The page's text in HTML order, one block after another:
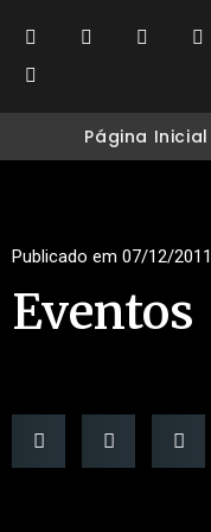
Página Inicial
Publicado em 07/12/2011
Eventos